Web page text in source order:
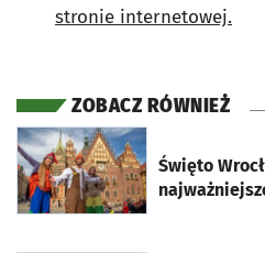
stronie internetowej.
ZOBACZ RÓWNIEŻ
Święto
otworzy się w nowej karcie